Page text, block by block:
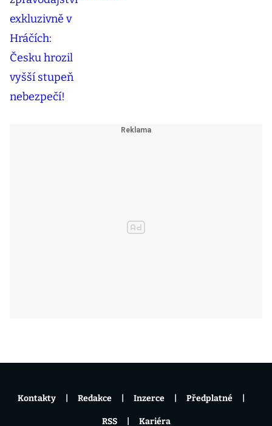
Kontakty Redakce Inzerce Předplatné
RSS Kariéra